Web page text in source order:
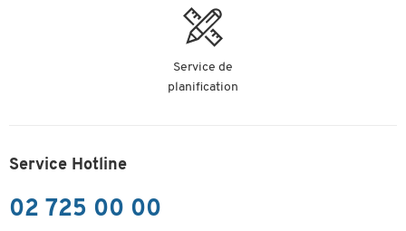
Service de
planification
Service Hotline
02 725 00 00